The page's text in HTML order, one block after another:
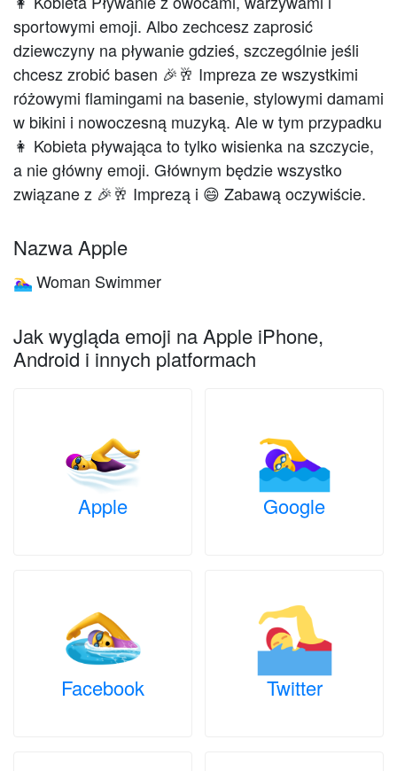
sportowymi emoji. Albo zechcesz zaprosić
dziewczyny na pływanie gdzieś, szczególnie jeśli
chcesz zrobić basen 🎉🥂 Impreza ze wszystkimi
różowymi flamingami na basenie, stylowymi damami
w bikini i nowoczesną muzyką. Ale w tym przypadku
👩 Kobieta pływająca to tylko wisienka na szczycie,
a nie główny emoji. Głównym będzie wszystko
związane z 🎉🥂 Imprezą i 😄 Zabawą oczywiście.
Nazwa Apple
🏊‍♀️ Woman Swimmer
Jak wygląda emoji na Apple iPhone,
Android i innych platformach
Apple Google
Facebook Twitter